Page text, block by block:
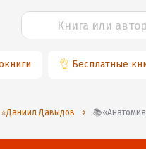
👌 Бесплатные
⭐️Даниил Давыдов